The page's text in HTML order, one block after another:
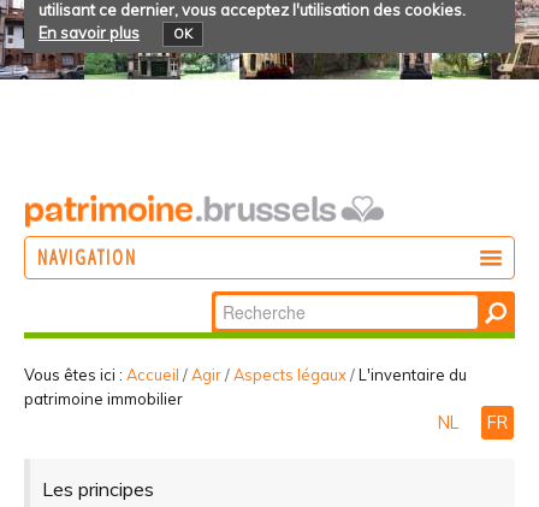
utilisant ce dernier, vous acceptez l'utilisation des cookies.
En savoir plus
OK
NAVIGATION
PARTICIPER
Chercher par
Recherche
avancée…
Vous êtes ici : Accueil /Agir/Aspects légaux/L'inventaire du
patrimoine immobilier
NL FR
Les principes